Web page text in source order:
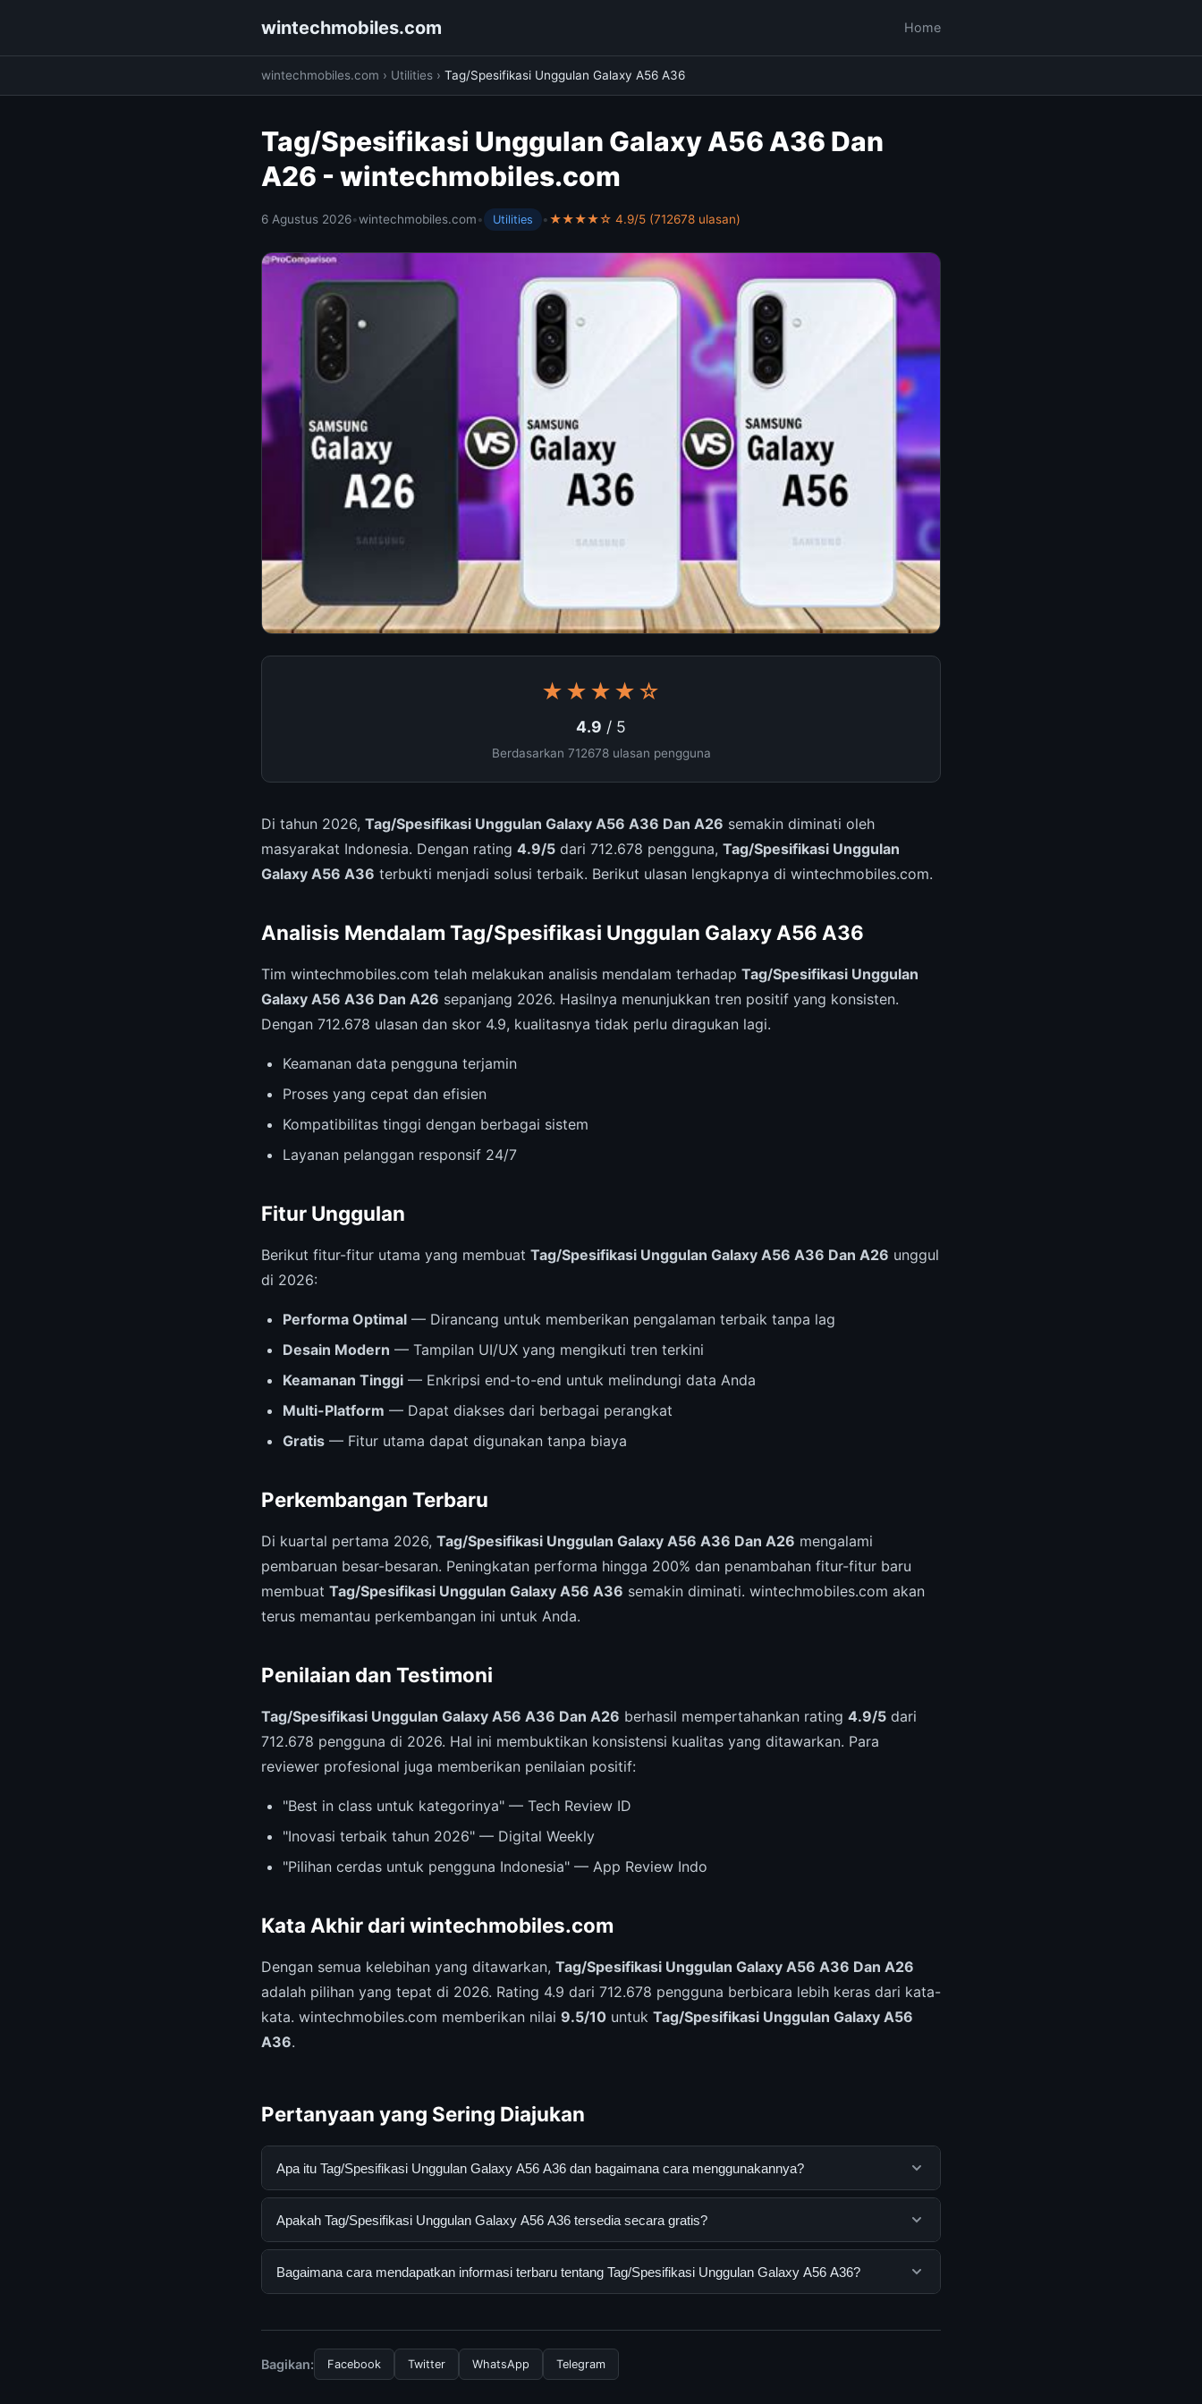
wintechmobiles.com Home
wintechmobiles.com › Utilities › Tag/Spesifikasi Unggulan Galaxy A56 A36
Tag/Spesifikasi Unggulan Galaxy A56 A36 Dan
A26 - wintechmobiles.com
6 Agustus 2026•wintechmobiles.com• Utilities •★★★★☆ 4.9/5 (712678 ulasan)
★★★★☆
4.9 / 5
Berdasarkan 712678 ulasan pengguna
Di tahun 2026, Tag/Spesifikasi Unggulan Galaxy A56 A36 Dan A26 semakin diminati oleh
masyarakat Indonesia. Dengan rating 4.9/5 dari 712.678 pengguna, Tag/Spesifikasi Unggulan
Galaxy A56 A36 terbukti menjadi solusi terbaik. Berikut ulasan lengkapnya di wintechmobiles.com.
Analisis Mendalam Tag/Spesifikasi Unggulan Galaxy A56 A36
Tim wintechmobiles.com telah melakukan analisis mendalam terhadap Tag/Spesifikasi Unggulan
Galaxy A56 A36 Dan A26 sepanjang 2026. Hasilnya menunjukkan tren positif yang konsisten.
Dengan 712.678 ulasan dan skor 4.9, kualitasnya tidak perlu diragukan lagi.
Keamanan data pengguna terjamin
Proses yang cepat dan efisien
Kompatibilitas tinggi dengan berbagai sistem
Layanan pelanggan responsif 24/7
Fitur Unggulan
Berikut fitur-fitur utama yang membuat Tag/Spesifikasi Unggulan Galaxy A56 A36 Dan A26 unggul
di 2026:
Performa Optimal — Dirancang untuk memberikan pengalaman terbaik tanpa lag
Desain Modern — Tampilan UI/UX yang mengikuti tren terkini
Keamanan Tinggi — Enkripsi end-to-end untuk melindungi data Anda
Multi-Platform — Dapat diakses dari berbagai perangkat
Gratis — Fitur utama dapat digunakan tanpa biaya
Perkembangan Terbaru
Di kuartal pertama 2026, Tag/Spesifikasi Unggulan Galaxy A56 A36 Dan A26 mengalami
pembaruan besar-besaran. Peningkatan performa hingga 200% dan penambahan fitur-fitur baru
membuat Tag/Spesifikasi Unggulan Galaxy A56 A36 semakin diminati. wintechmobiles.com akan
terus memantau perkembangan ini untuk Anda.
Penilaian dan Testimoni
Tag/Spesifikasi Unggulan Galaxy A56 A36 Dan A26 berhasil mempertahankan rating 4.9/5 dari
712.678 pengguna di 2026. Hal ini membuktikan konsistensi kualitas yang ditawarkan. Para
reviewer profesional juga memberikan penilaian positif:
"Best in class untuk kategorinya" — Tech Review ID
"Inovasi terbaik tahun 2026" — Digital Weekly
"Pilihan cerdas untuk pengguna Indonesia" — App Review Indo
Kata Akhir dari wintechmobiles.com
Dengan semua kelebihan yang ditawarkan, Tag/Spesifikasi Unggulan Galaxy A56 A36 Dan A26
adalah pilihan yang tepat di 2026. Rating 4.9 dari 712.678 pengguna berbicara lebih keras dari kata-
kata. wintechmobiles.com memberikan nilai 9.5/10 untuk Tag/Spesifikasi Unggulan Galaxy A56
A36.
Pertanyaan yang Sering Diajukan
Apa itu Tag/Spesifikasi Unggulan Galaxy A56 A36 dan bagaimana cara menggunakannya?
Tag/Spesifikasi Unggulan Galaxy A56 A36 adalah layanan digital yang dirancang untuk membantu
mengunjungi situs resmi dan mengikuti panduan yang tersedia.
Apakah Tag/Spesifikasi Unggulan Galaxy A56 A36 tersedia secara gratis?
Ya, Tag/Spesifikasi Unggulan Galaxy A56 A36 dapat diakses secara gratis oleh semua pengguna. Tidak ada
Bagaimana cara mendapatkan informasi terbaru tentang Tag/Spesifikasi Unggulan Galaxy A56 A36?
dan terpercaya.
Bagikan: Facebook Twitter WhatsApp Telegram